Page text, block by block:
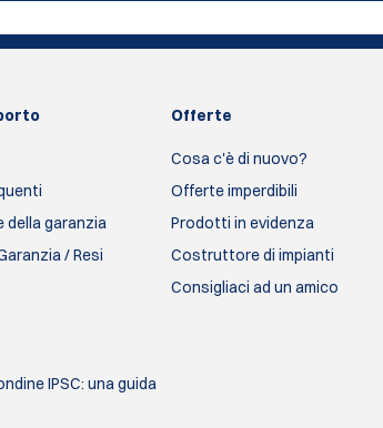
della garanzia
/ Resi
IPSC: una guida
Offerte
Cosa c'è di nuovo?
Offerte imperdibili
Prodotti in evidenza
Costruttore di impianti
Consigliaci ad un amico